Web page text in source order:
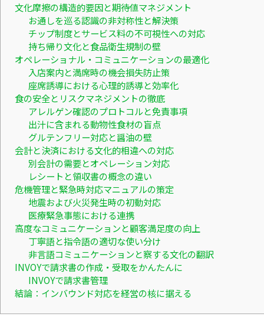
文化摩擦の構造的要因と期待値マネジメント
お通しを巡る認識の非対称性と解決策
チップ制度とサービス料の不可視性への対応
持ち帰り文化と食品衛生規制の壁
オペレーショナル・コミュニケーションの最適化
入店案内と満席時の機会損失防止策
座席誘導における心理的誘導と効率化
食の安全とリスクマネジメントの徹底
アレルゲン確認のプロトコルと免責事項
出汁に含まれる動物性食材の盲点
グルテンフリー対応と醤油の壁
会計と決済における文化的相違への対応
別会計の需要とオペレーション対応
レシートと領収書の概念の違い
危機管理と緊急時対応マニュアルの策定
地震および火災発生時の初動対応
医療緊急事態における連携
高度なコミュニケーションと顧客満足度の向上
丁寧語と指令語の適切な使い分け
非言語コミュニケーションと察する文化の翻訳
INVOYで請求書の作成・受取をかんたんに
INVOYで請求書管理
結論：インバウンド対応を経営の核に据える